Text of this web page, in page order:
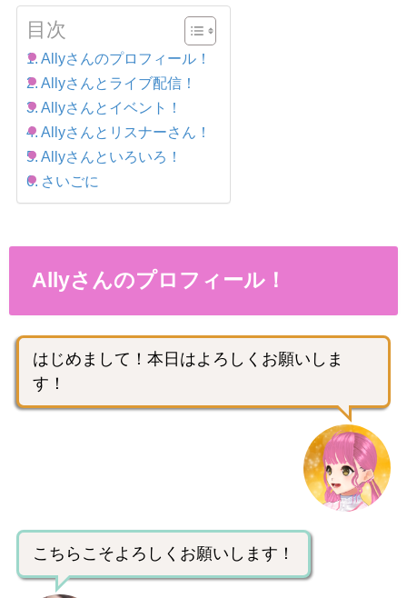
目次
Allyさんのプロフィール！
Allyさんとライブ配信！
Allyさんとイベント！
Allyさんとリスナーさん！
Allyさんといろいろ！
さいごに
Allyさんのプロフィール！
はじめまして！本日はよろしくお願いしま
す！
こちらこそよろしくお願いします！